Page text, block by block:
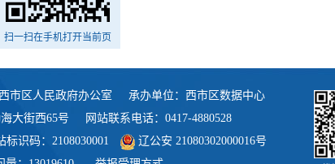
扫一扫在手机打开当前页
市区人民政府办公室
承办单位：西市区数据中心
大街西65号
网站联系电话：0417-4880528
标识码：2108030001
辽公安 21080302000016号